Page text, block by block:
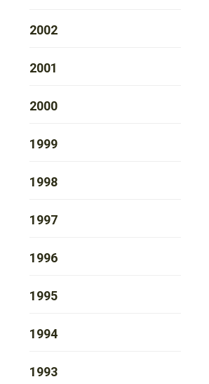
2002
2001
2000
1999
1998
1997
1996
1995
1994
1993